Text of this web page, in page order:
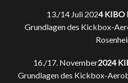
13./14 Juli 2024KIBO
Grundlagen des Kickbox-
16./17. November2024
Grundlagen des Kickbox-